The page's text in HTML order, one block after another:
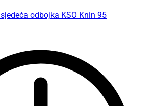
sjedeća odbojka KSO Knin 95